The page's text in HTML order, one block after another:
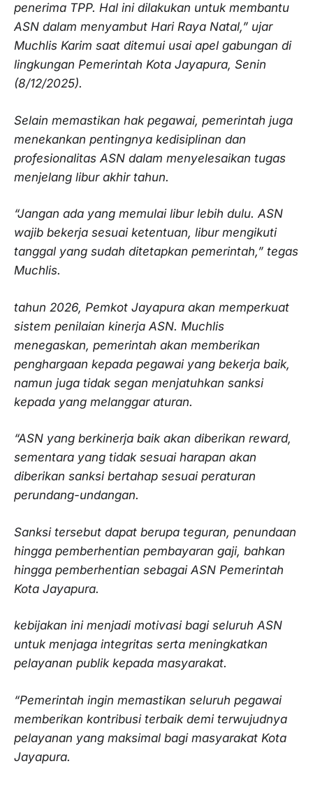
penerima TPP. Hal ini dilakukan untuk membantu
ASN dalam menyambut Hari Raya Natal,” ujar
Muchlis Karim saat ditemui usai apel gabungan di
lingkungan Pemerintah Kota Jayapura, Senin
(8/12/2025).
Selain memastikan hak pegawai, pemerintah juga
menekankan pentingnya kedisiplinan dan
profesionalitas ASN dalam menyelesaikan tugas
menjelang libur akhir tahun.
“Jangan ada yang memulai libur lebih dulu. ASN
wajib bekerja sesuai ketentuan, libur mengikuti
tanggal yang sudah ditetapkan pemerintah,” tegas
Muchlis.
tahun 2026, Pemkot Jayapura akan memperkuat
sistem penilaian kinerja ASN. Muchlis
menegaskan, pemerintah akan memberikan
penghargaan kepada pegawai yang bekerja baik,
namun juga tidak segan menjatuhkan sanksi
kepada yang melanggar aturan.
“ASN yang berkinerja baik akan diberikan reward,
sementara yang tidak sesuai harapan akan
diberikan sanksi bertahap sesuai peraturan
perundang-undangan.
Sanksi tersebut dapat berupa teguran, penundaan
hingga pemberhentian pembayaran gaji, bahkan
hingga pemberhentian sebagai ASN Pemerintah
Kota Jayapura.
kebijakan ini menjadi motivasi bagi seluruh ASN
untuk menjaga integritas serta meningkatkan
pelayanan publik kepada masyarakat.
“Pemerintah ingin memastikan seluruh pegawai
memberikan kontribusi terbaik demi terwujudnya
pelayanan yang maksimal bagi masyarakat Kota
Jayapura.